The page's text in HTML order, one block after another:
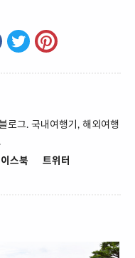
로그. 국내여행기, 해외여행
스북
트위터